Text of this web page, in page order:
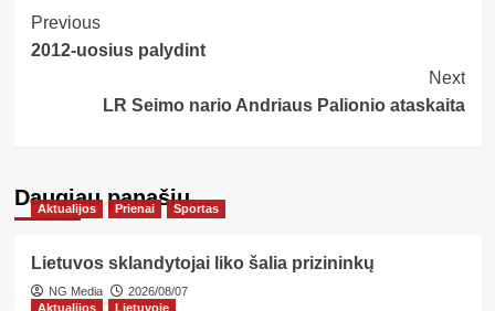
Post
Navigation
Previous
2012-uosius palydint
Next
LR Seimo nario Andriaus Palionio ataskaita
Daugiau panašių…
Aktualijos Prienai Sportas
Lietuvos sklandytojai liko šalia prizininkų
NG Media
2026/08/07
Aktualijos
Lietuvoje